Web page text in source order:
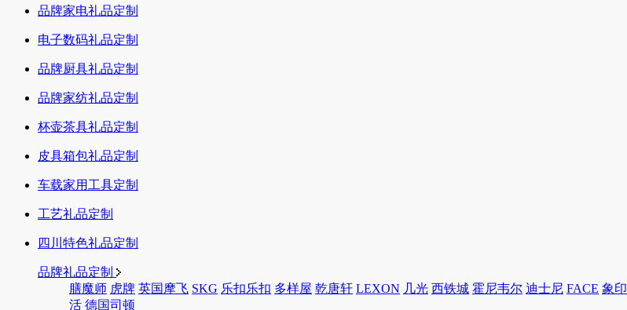
品牌家电礼品定制
电子数码礼品定制
品牌厨具礼品定制
品牌家纺礼品定制
杯壶茶具礼品定制
皮具箱包礼品定制
车载家用工具定制
工艺礼品定制
四川特色礼品定制
品牌礼品定制
膳魔师 虎牌 英国摩飞 SKG 乐扣乐扣 多样屋 乾唐轩 LEXON 几光 西铁城 霍尼韦尔 迪士尼 FACE 象印
活 德国司顿